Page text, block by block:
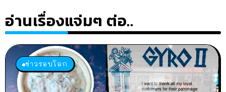
อ่านเรื่องแจ่มๆ ต่อ..
ข่าวรอบโลก